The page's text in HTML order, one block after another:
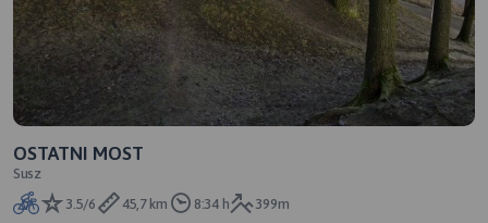
OSTATNI MOST
Susz
3.5/6
45,7 km 8:34 h 399m